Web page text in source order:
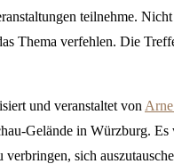
teilnehme.
Thema verfehlen. Die
und veranstaltet von
Gelände in Würzburg.
sich